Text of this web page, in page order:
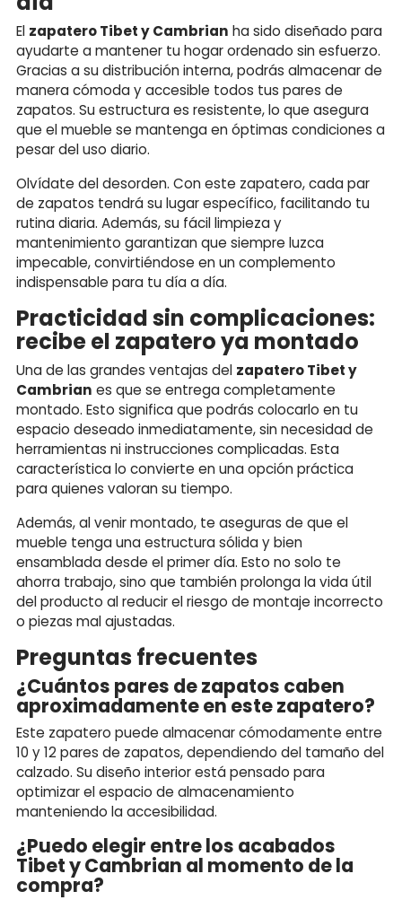
El zapatero Tibet y Cambrian ha sido diseñado para
ayudarte a mantener tu hogar ordenado sin esfuerzo.
Gracias a su distribución interna, podrás almacenar de
manera cómoda y accesible todos tus pares de
zapatos. Su estructura es resistente, lo que asegura
que el mueble se mantenga en óptimas condiciones a
pesar del uso diario.
Olvídate del desorden. Con este zapatero, cada par
de zapatos tendrá su lugar específico, facilitando tu
rutina diaria. Además, su fácil limpieza y
mantenimiento garantizan que siempre luzca
impecable, convirtiéndose en un complemento
indispensable para tu día a día.
Practicidad sin complicaciones:
recibe el zapatero ya montado
Una de las grandes ventajas del zapatero Tibet y
Cambrian es que se entrega completamente
montado. Esto significa que podrás colocarlo en tu
espacio deseado inmediatamente, sin necesidad de
herramientas ni instrucciones complicadas. Esta
característica lo convierte en una opción práctica
para quienes valoran su tiempo.
Además, al venir montado, te aseguras de que el
mueble tenga una estructura sólida y bien
ensamblada desde el primer día. Esto no solo te
ahorra trabajo, sino que también prolonga la vida útil
del producto al reducir el riesgo de montaje incorrecto
o piezas mal ajustadas.
Preguntas frecuentes
¿Cuántos pares de zapatos caben
aproximadamente en este zapatero?
Este zapatero puede almacenar cómodamente entre
10 y 12 pares de zapatos, dependiendo del tamaño del
calzado. Su diseño interior está pensado para
optimizar el espacio de almacenamiento
manteniendo la accesibilidad.
¿Puedo elegir entre los acabados
Tibet y Cambrian al momento de la
compra?